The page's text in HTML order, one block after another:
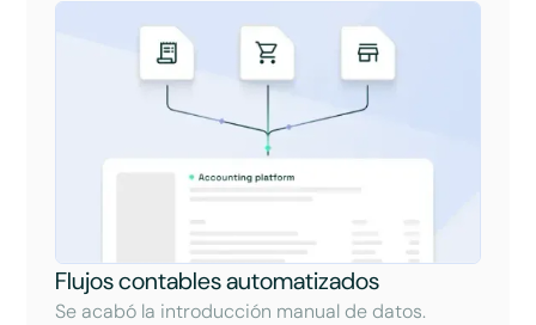
Flujos contables automatizados
Se acabó la introducción manual de datos.